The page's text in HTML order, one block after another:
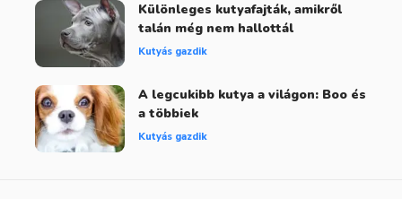
Különleges kutyafajták, amikről
talán még nem hallottál
Kutyás gazdik
A legcukibb kutya a világon: Boo és
a többiek
Kutyás gazdik